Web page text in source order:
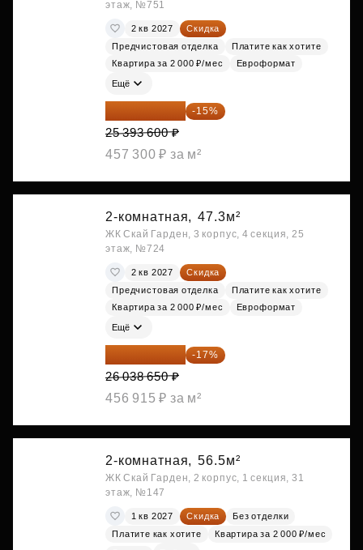
этаж, №751
2 кв 2027
Скидка
Предчистовая отделка
Платите как хотите
Квартира за 2 000 ₽/мес
Евроформат
Ещё
21 584 560 ₽ -15%
25 393 600 ₽
457 300 ₽ за м²
2-комнатная, 47.3м²
ЖК Скай Гарден, 3 корпус, 4 секция, 25
этаж, №724
2 кв 2027
Скидка
Предчистовая отделка
Платите как хотите
Квартира за 2 000 ₽/мес
Евроформат
Ещё
21 612 080 ₽ -17%
26 038 650 ₽
456 915 ₽ за м²
2-комнатная, 56.5м²
ЖК Скай Гарден, 2 корпус, 1 секция, 31
этаж, №147
1 кв 2027 Скидка
Без отделки
Платите как хотите
Квартира за 2 000 ₽/мес